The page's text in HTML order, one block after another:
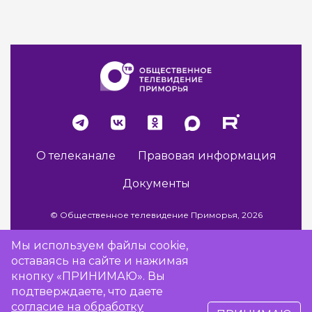
О телеканале Правовая информация
Документы
© Общественное телевидение Приморья, 2026
Разработка сайта -Vladweb
Мы используем файлы cookie,
оставаясь на сайте и нажимая
кнопку «ПРИНИМАЮ». Вы
подтверждаете, что даете
согласие на обработку